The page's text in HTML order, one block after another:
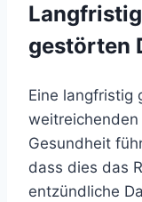
gestörten
Eine langfristig
weitreichenden
Gesundheit
dass dies das
entzündliche